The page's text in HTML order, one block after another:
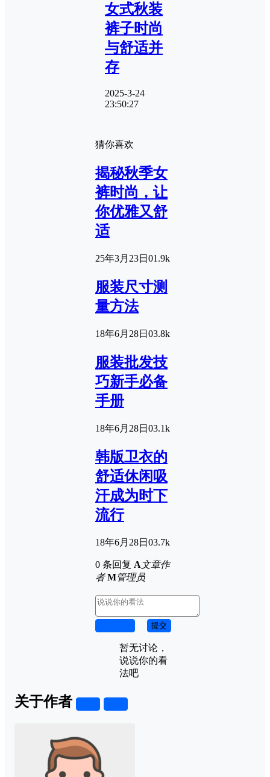
女式秋装
裤子时尚
与舒适并
存
2025-3-24
23:50:27
猜你喜欢
揭秘秋季女
裤时尚，让
你优雅又舒
适
25年3月23日 01.9k
服装尺寸测
量方法
18年6月28日 03.8k
服装批发技
巧新手必备
手册
18年6月28日 03.1k
韩版卫衣的
舒适休闲吸
汗成为时下
流行
18年6月28日 03.7k
0 条回复 A文章作
者 M管理员
提交
暂无讨论，
说说你的看
法吧
关于作者